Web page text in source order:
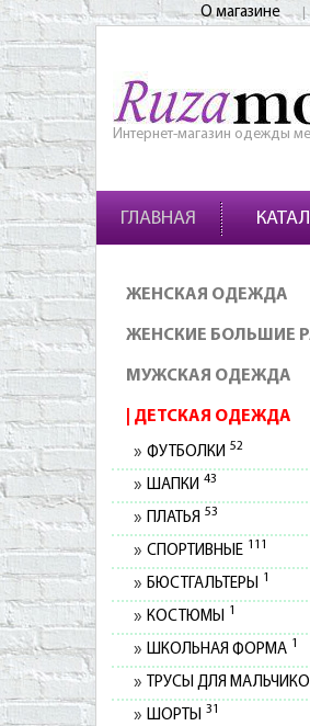
О магазине
Интернет-магазин одежды
ГЛАВНАЯ
ЖЕНСКАЯ ОДЕЖДА
ЖЕНСКИЕ БОЛЬШИЕ
МУЖСКАЯ ОДЕЖДА
ДЕТСКАЯ ОДЕЖДА
ФУТБОЛКИ 52
ШАПКИ 43
ПЛАТЬЯ 53
СПОРТИВНЫЕ 111
БЮСТГАЛЬТЕРЫ 1
КОСТЮМЫ 1
ШКОЛЬНАЯ ФОРМА 1
ТРУСЫ ДЛЯ
ШОРТЫ 31